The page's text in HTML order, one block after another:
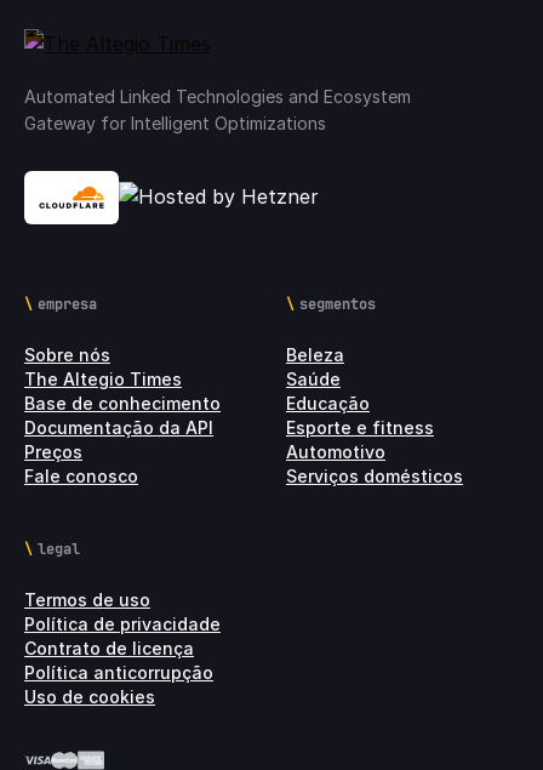
Automated Linked Technologies and Ecosystem
Gateway for Intelligent Optimizations
empresa
Sobre nós
The Altegio Times
Base de conhecimento
Documentação da API
Preços
Fale conosco
segmentos
Beleza
Saúde
Educação
Esporte e fitness
Automotivo
Serviços domésticos
legal
Termos de uso
Política de privacidade
Contrato de licença
Política anticorrupção
Uso de cookies